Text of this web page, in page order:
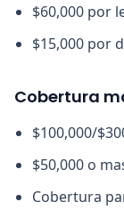
$60,000 por
$15,000 por
Cobertura
$100,000/
$50,000 o
Cobertura